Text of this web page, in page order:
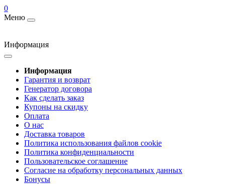
0
Меню
Информация
Информация
Гарантия и возврат
Генератор договора
Как сделать заказ
Купоны на скидку
Оплата
О нас
Доставка товаров
Политика использования файлов cookie
Политика конфиденциальности
Пользовательское соглашение
Согласие на обработку персональных данных
Бонусы